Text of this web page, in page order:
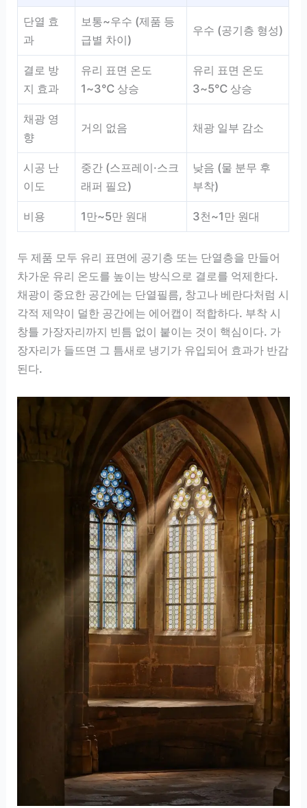
단열 효
과
보통~우수 (제품 등
급별 차이)
우수 (공기층 형성)
결로 방
지 효과
유리 표면 온도
1~3℃ 상승
유리 표면 온도
3~5℃ 상승
채광 영
향
거의 없음 채광 일부 감소
시공 난
이도
중간 (스프레이·스크
래퍼 필요)
낮음 (물 분무 후
부착)
비용 1만~5만 원대 3천~1만 원대
두 제품 모두 유리 표면에 공기층 또는 단열층을 만들어
차가운 유리 온도를 높이는 방식으로 결로를 억제한다.
채광이 중요한 공간에는 단열필름, 창고나 베란다처럼 시
각적 제약이 덜한 공간에는 에어캡이 적합하다. 부착 시
창틀 가장자리까지 빈틈 없이 붙이는 것이 핵심이다. 가
장자리가 들뜨면 그 틈새로 냉기가 유입되어 효과가 반감
된다.